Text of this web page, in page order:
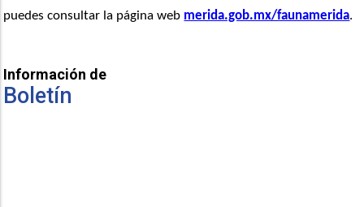
puedes consultar la página web merida.gob.mx/faunamerida.
Información de
Boletín